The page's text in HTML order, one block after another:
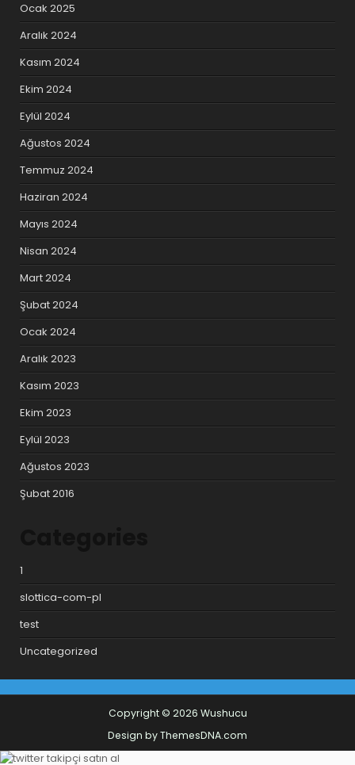
Ocak 2025
Aralık 2024
Kasım 2024
Ekim 2024
Eylül 2024
Ağustos 2024
Temmuz 2024
Haziran 2024
Mayıs 2024
Nisan 2024
Mart 2024
Şubat 2024
Ocak 2024
Aralık 2023
Kasım 2023
Ekim 2023
Eylül 2023
Ağustos 2023
Şubat 2016
1
slottica-com-pl
test
Uncategorized
Copyright © 2026 Wushucu
Design by ThemesDNA.com